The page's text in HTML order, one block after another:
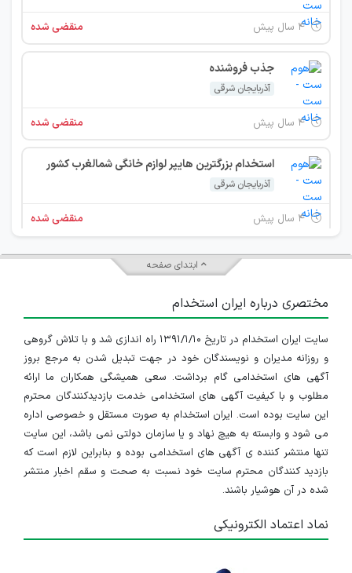
۴ سال پیش منقضی شده
جذب فروشنده
آذربایجان شرقی
۴ سال پیش منقضی شده
استخدام بزرگترین هایپر لوازم خانگی شمالغرب کشور
آذربایجان شرقی
۴ سال پیش منقضی شده
استخدام فروشگاه بزرگ هوم ست
آذربایجان شرقی
۴ سال پیش منقضی شده
استخدام فروشگاه هوم ست در تبریز
آذربایجان شرقی
۴ سال پیش منقضی شده
پیشنهاد همکاری ایده آل
آذربایجان شرقی
آذربایجان شرقی
ابتدای صفحه
مختصری درباره ایران استخدام
سایت ایران استخدام در تاریخ ۱۳۹۱/۱/۱۰ راه اندازی شد و با تلاش گروهی
و روزانه مدیران و نویسندگان خود در جهت تبدیل شدن به مرجع بروز
آگهی های استخدامی گام برداشت. سعی همیشگی همکاران ما ارائه
مطلوب و با کیفیت آگهی های استخدامی خدمت بازدیدکنندگان محترم
این سایت بوده است. ایران استخدام به صورت مستقل و خصوصی اداره
می شود و وابسته به هیچ نهاد و یا سازمان دولتی نمی باشد، این سایت
تنها منتشر کننده ی آگهی های استخدامی بوده و بنابراین لازم است که
بازدید کنندگان محترم سایت خود نسبت به صحت و سقم اخبار منتشر
شده در آن هوشیار باشند.
نماد اعتماد الکترونیکی